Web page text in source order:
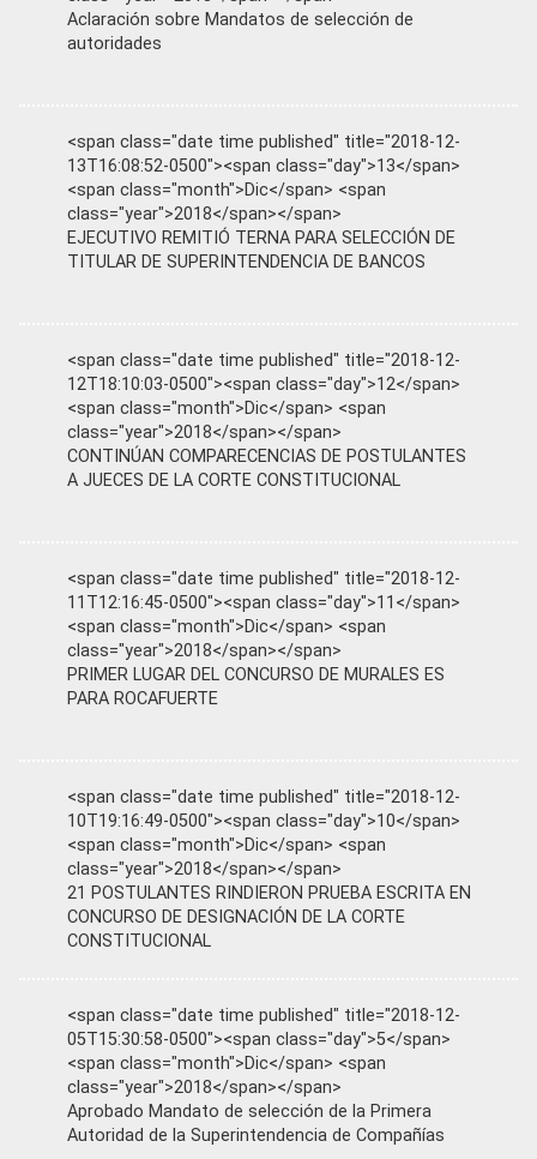
Aclaración sobre Mandatos de selección de
autoridades
<span class="date time published" title="2018-12-
13T16:08:52-0500"><span class="day">13</span>
<span class="month">Dic</span> <span
class="year">2018</span></span>
EJECUTIVO REMITIÓ TERNA PARA SELECCIÓN DE
TITULAR DE SUPERINTENDENCIA DE BANCOS
<span class="date time published" title="2018-12-
12T18:10:03-0500"><span class="day">12</span>
<span class="month">Dic</span> <span
class="year">2018</span></span>
CONTINÚAN COMPARECENCIAS DE POSTULANTES
A JUECES DE LA CORTE CONSTITUCIONAL
<span class="date time published" title="2018-12-
11T12:16:45-0500"><span class="day">11</span>
<span class="month">Dic</span> <span
class="year">2018</span></span>
PRIMER LUGAR DEL CONCURSO DE MURALES ES
PARA ROCAFUERTE
<span class="date time published" title="2018-12-
10T19:16:49-0500"><span class="day">10</span>
<span class="month">Dic</span> <span
class="year">2018</span></span>
21 POSTULANTES RINDIERON PRUEBA ESCRITA EN
CONCURSO DE DESIGNACIÓN DE LA CORTE
CONSTITUCIONAL
<span class="date time published" title="2018-12-
05T15:30:58-0500"><span class="day">5</span>
<span class="month">Dic</span> <span
class="year">2018</span></span>
Aprobado Mandato de selección de la Primera
Autoridad de la Superintendencia de Compañías